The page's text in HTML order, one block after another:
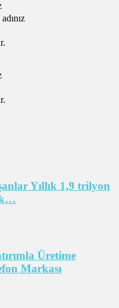
Yıllık 1,9 trilyon
Üretime
Markası